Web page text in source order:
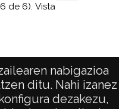
nabigazioa
ditu. Nahi izanez
dezakezu,
de 6). Vista
de
1758
results